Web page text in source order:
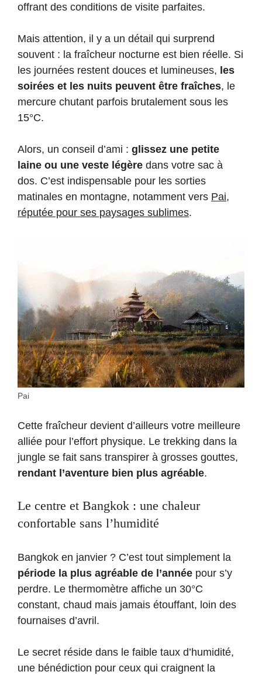
offrant des conditions de visite parfaites.
Mais attention, il y a un détail qui surprend
souvent : la fraîcheur nocturne est bien réelle. Si
les journées restent douces et lumineuses, les
soirées et les nuits peuvent être fraîches, le
mercure chutant parfois brutalement sous les
15°C.
Alors, un conseil d’ami : glissez une petite
laine ou une veste légère dans votre sac à
dos. C’est indispensable pour les sorties
matinales en montagne, notamment vers Pai,
réputée pour ses paysages sublimes.
Pai
Cette fraîcheur devient d’ailleurs votre meilleure
alliée pour l’effort physique. Le trekking dans la
jungle se fait sans transpirer à grosses gouttes,
rendant l’aventure bien plus agréable.
Le centre et Bangkok : une chaleur
confortable sans l’humidité
Bangkok en janvier ? C’est tout simplement la
période la plus agréable de l’année pour s’y
perdre. Le thermomètre affiche un 30°C
constant, chaud mais jamais étouffant, loin des
fournaises d’avril.
Le secret réside dans le faible taux d’humidité,
une bénédiction pour ceux qui craignent la